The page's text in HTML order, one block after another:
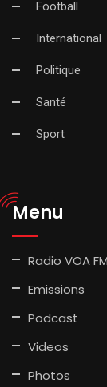
Football
International
Politique
Santé
Sport
Menu
Radio VOA FM
Emissions
Podcast
Videos
Photos